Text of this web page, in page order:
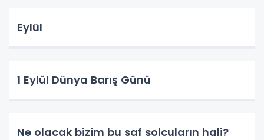
Eylül
1 Eylül Dünya Barış Günü
Ne olacak bizim bu saf solcuların hali?